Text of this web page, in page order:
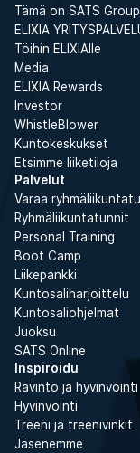
Tämä on SATS Group
ELIXIA
Töihin ELIXIAlle
Media
ELIXIA Rewards
Investor
WhistleBlower
Kuntokeskukset
Etsimme liiketiloja
Palvelut
Varaa
Ryhmäliikuntatunnit
Personal Training
Boot Camp
Liikepankki
Kuntosaliharjoittelu
Kuntosaliohjelmat
Juoksu
SATS Online
Inspiroidu
Ravinto ja hyvinvointi
Hyvinvointi
Treeni ja treenivinkit
Jäsenemme